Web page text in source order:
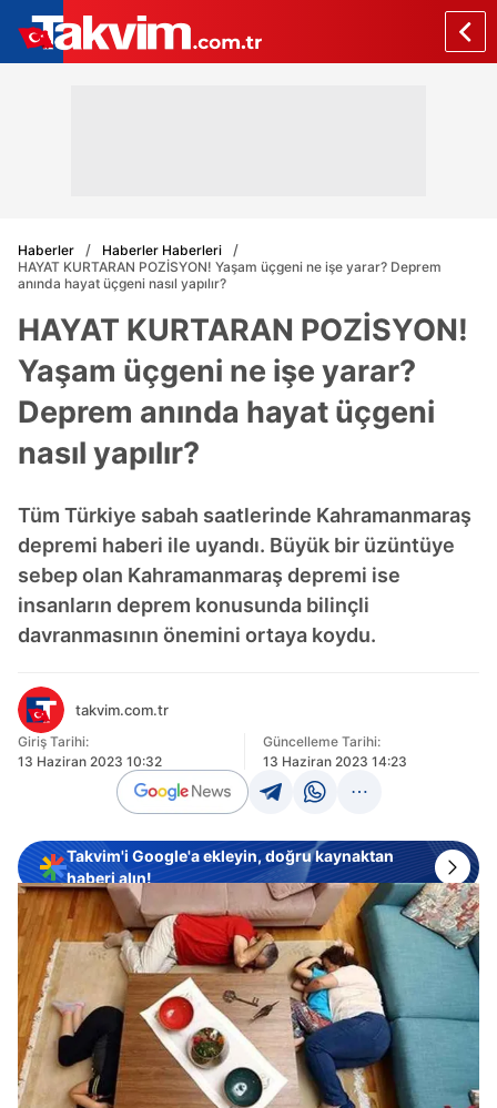
Haberler
Haberler Haberleri
HAYAT KURTARAN POZİSYON! Yaşam üçgeni ne işe yarar? Deprem
anında hayat üçgeni nasıl yapılır?
HAYAT KURTARAN POZİSYON!
Yaşam üçgeni ne işe yarar?
Deprem anında hayat üçgeni
nasıl yapılır?
Tüm Türkiye sabah saatlerinde Kahramanmaraş
depremi haberi ile uyandı. Büyük bir üzüntüye
sebep olan Kahramanmaraş depremi ise
insanların deprem konusunda bilinçli
davranmasının önemini ortaya koydu.
takvim.com.tr
Giriş Tarihi:
13 Haziran 2023 10:32
Güncelleme Tarihi:
13 Haziran 2023 14:23
Takvim'i Google'a ekleyin, doğru kaynaktan
haberi alın!